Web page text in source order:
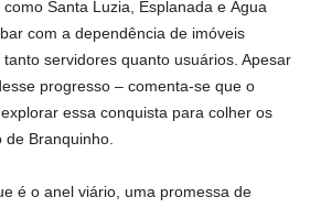
Santa Luzia, Esplanada e Água
com a dependência de imóveis
servidores quanto usuários. Apesar
progresso – comenta-se que o
essa conquista para colher os
de Branquinho.
é o anel viário, uma promessa de